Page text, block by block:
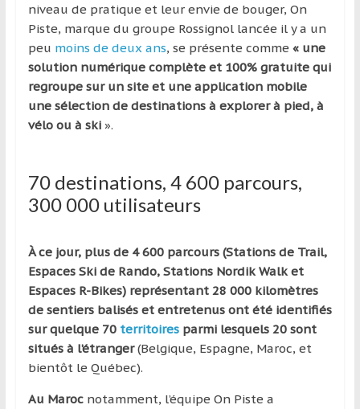
niveau de pratique et leur envie de bouger, On
Piste, marque du groupe Rossignol lancée il y a un
peu moins de deux ans, se présente comme « une
solution numérique complète et 100% gratuite qui
regroupe sur un site et une application mobile
une sélection de destinations à explorer à pied, à
vélo ou à ski ».
70 destinations, 4 600 parcours,
300 000 utilisateurs
À ce jour, plus de 4 600 parcours (Stations de Trail,
Espaces Ski de Rando, Stations Nordik Walk et
Espaces R-Bikes) représentant 28 000 kilomètres
de sentiers balisés et entretenus ont été identifiés
sur quelque 70 territoires parmi lesquels 20 sont
situés à l’étranger(Belgique, Espagne, Maroc, et
bientôt le Québec).
Au Marocnotamment, l’équipe On Piste a